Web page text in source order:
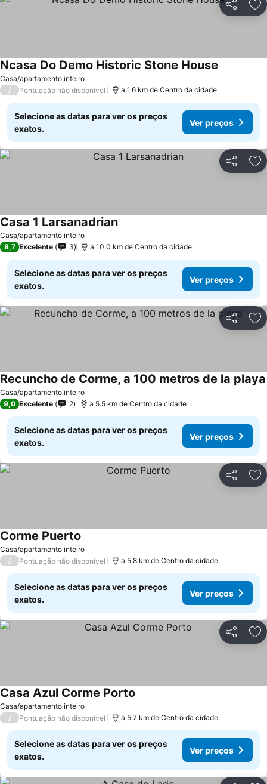
Partilhar
Casa/apartamento inteiro
Ncasa Do Demo Historic Stone House
/ Pontuação não disponível a 1.6 km de Centro da cidade
Selecione as datas para ver os preços
exatos.
Ver preços
Partilhar
Casa/apartamento inteiro
Casa 1 Larsanadrian
8,7 Excelente 3 a 10.0 km de Centro da cidade
Selecione as datas para ver os preços
exatos.
Ver preços
Partilhar
Casa/apartamento inteiro
Recuncho de Corme, a 100 metros de la playa
9,0 Excelente 2 a 5.5 km de Centro da cidade
Selecione as datas para ver os preços
exatos.
Ver preços
Partilhar
Casa/apartamento inteiro
Corme Puerto
/ Pontuação não disponível a 5.8 km de Centro da cidade
Selecione as datas para ver os preços
exatos.
Ver preços
Partilhar
Casa/apartamento inteiro
Casa Azul Corme Porto
/ Pontuação não disponível a 5.7 km de Centro da cidade
Selecione as datas para ver os preços
exatos.
Ver preços